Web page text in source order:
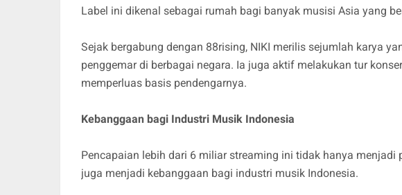
Label ini dikenal sebagai rumah bagi banyak musisi Asia yang
Sejak bergabung dengan 88rising, NIKI merilis sejumlah karya
penggemar di berbagai negara. Ia juga aktif melakukan tur
memperluas basis pendengarnya.
Kebanggaan bagi Industri Musik Indonesia
Pencapaian lebih dari 6 miliar streaming ini tidak hanya menjadi
juga menjadi kebanggaan bagi industri musik Indonesia.